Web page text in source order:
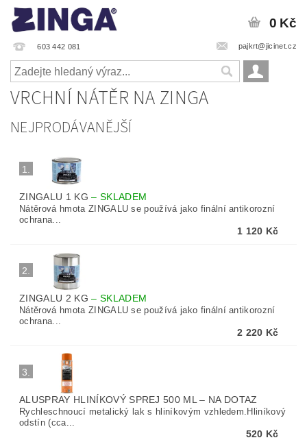
603 442 081 pajkrt@jicinet.cz
0 Kč
VRCHNÍ NÁTĚR NA ZINGA
NEJPRODÁVANĚJŠÍ
1.
ZINGALU 1 KG– SKLADEM
Nátěrová hmota ZINGALU se používá jako finální antikorozní
ochrana...
1 120 Kč
2.
ZINGALU 2 KG– SKLADEM
Nátěrová hmota ZINGALU se používá jako finální antikorozní
ochrana...
2 220 Kč
3.
ALUSPRAY HLINÍKOVÝ SPREJ 500 ML– NA DOTAZ
Rychleschnoucí metalický lak s hliníkovým vzhledem.Hliníkový
odstín (cca...
520 Kč